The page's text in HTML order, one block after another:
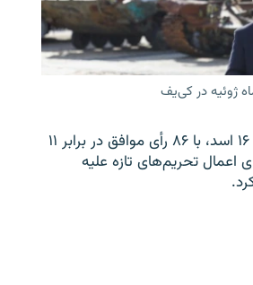
ژوئیه در کی‌یف
سنای امریکا روز جمعه، ۱۶ اسد، با ۸۶ رأی موافق در برابر ۱۱
اعمال تحریم‌های تازه علیه